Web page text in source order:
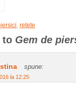
, retete
to Gem de
spune:
la 12:25